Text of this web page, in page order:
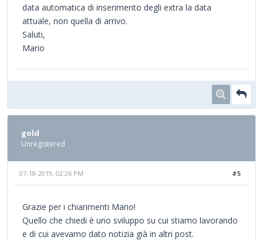
data automatica di inserimento degli extra la data
attuale, non quella di arrivo.
Saluti,
Mario
gold
Unregistered
#5
07-18-2019, 02:26 PM
Grazie per i chiarimenti Mario!
Quello che chiedi è uno sviluppo su cui stiamo lavorando
e di cui avevamo dato notizia già in altri post.